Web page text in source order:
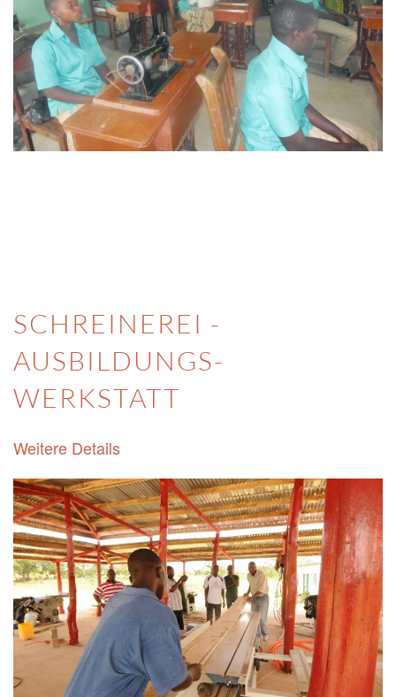
SCHREINEREI -
AUSBILDUNGS-
WERKSTATT
Weitere Details